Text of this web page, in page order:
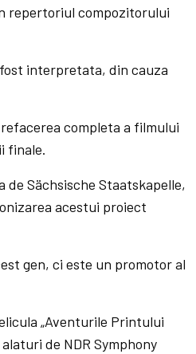
repertoriul compozitorului
interpretata, din cauza
completa a filmului
finale.
Sächsische Staatskapelle,
acestui proiect
gen, ci este un promotor al
„Aventurile Printului
de NDR Symphony